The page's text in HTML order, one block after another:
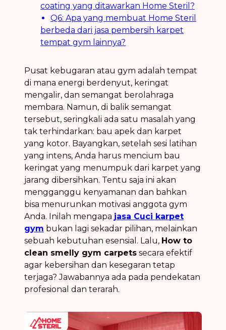
coating yang ditawarkan Home Steril?
Q6: Apa yang membuat Home Steril
berbeda dari jasa pembersih karpet
tempat gym lainnya?
Pusat kebugaran atau gym adalah tempat
di mana energi berdenyut, keringat
mengalir, dan semangat berolahraga
membara. Namun, di balik semangat
tersebut, seringkali ada satu masalah yang
tak terhindarkan: bau apek dan karpet
yang kotor. Bayangkan, setelah sesi latihan
yang intens, Anda harus mencium bau
keringat yang menumpuk dari karpet yang
jarang dibersihkan. Tentu saja ini akan
mengganggu kenyamanan dan bahkan
bisa menurunkan motivasi anggota gym
Anda. Inilah mengapa jasa Cuci karpet
gym bukan lagi sekadar pilihan, melainkan
sebuah kebutuhan esensial. Lalu, How to
clean smelly gym carpets secara efektif
agar kebersihan dan kesegaran tetap
terjaga? Jawabannya ada pada pendekatan
profesional dan terarah.